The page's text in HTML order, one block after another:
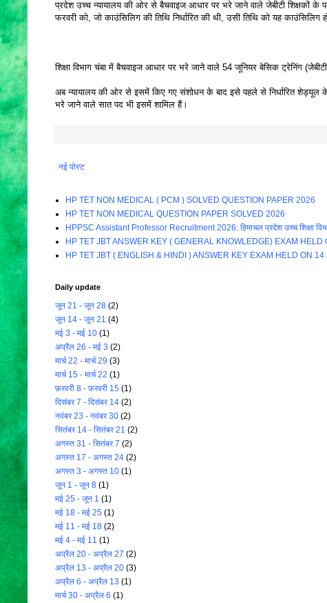
प्रदेश उच्च न्यायालय की ओर से बैचवाइज आधार पर भरे जाने वाले जेबीटी शिक्षकों के
फरवरी को, जो काउंसिलिग की तिथि निर्धारित की थी, उसी तिथि को यह काउंसिलिग
शिक्षा विभाग चंबा में बैचवाइज आधार पर भरे जाने वाले 54 जूनियर बेसिक ट्रेनिंग
अब न्यायालय की ओर से इसमें किए गए संशोधन के बाद इसे पहले से निर्धारित शेड्यूल के
भरे जाने वाले सात पद भी इसमें शामिल हैं।
नई पोस्ट
HP TET NON MEDICAL ( PCM ) SOLVED QUESTION PAPER 2026
HP TET NON MEDICAL QUESTION PAPER SOLVED 2026
HPPSC Assistant Professor Recruitment 2026: हिमाचल प्रदेश उच्च शिक्षा
HP TET JBT ANSWER KEY ( GENERAL KNOWLEDGE) EXAM HELD
HP TET JBT ( ENGLISH & HINDI ) ANSWER KEY EXAM HELD ON
Daily update
जून 21 - जून 28 (2)
जून 14 - जून 21 (4)
मई 3 - मई 10 (1)
अप्रैल 26 - मई 3 (2)
मार्च 22 - मार्च 29 (3)
मार्च 15 - मार्च 22 (1)
फ़रवरी 8 - फ़रवरी 15 (1)
दिसंबर 7 - दिसंबर 14 (2)
नवंबर 23 - नवंबर 30 (2)
सितंबर 14 - सितंबर 21 (2)
अगस्त 31 - सितंबर 7 (2)
अगस्त 17 - अगस्त 24 (2)
अगस्त 3 - अगस्त 10 (1)
जून 1 - जून 8 (1)
मई 25 - जून 1 (1)
मई 18 - मई 25 (1)
मई 11 - मई 18 (2)
मई 4 - मई 11 (1)
अप्रैल 20 - अप्रैल 27 (2)
अप्रैल 13 - अप्रैल 20 (3)
अप्रैल 6 - अप्रैल 13 (1)
मार्च 30 - अप्रैल 6 (1)